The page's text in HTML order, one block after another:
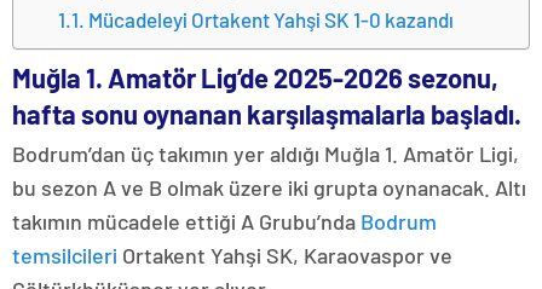
Mücadeleyi Ortakent Yahşi SK 1-0 kazandı
Muğla 1. Amatör Lig’de 2025-2026 sezonu,
hafta sonu oynanan karşılaşmalarla başladı.
Bodrum’dan üç takımın yer aldığı Muğla 1. Amatör Ligi,
bu sezon A ve B olmak üzere iki grupta oynanacak. Altı
takımın mücadele ettiği A Grubu’nda Bodrum
temsilcileri Ortakent Yahşi SK, Karaovaspor ve